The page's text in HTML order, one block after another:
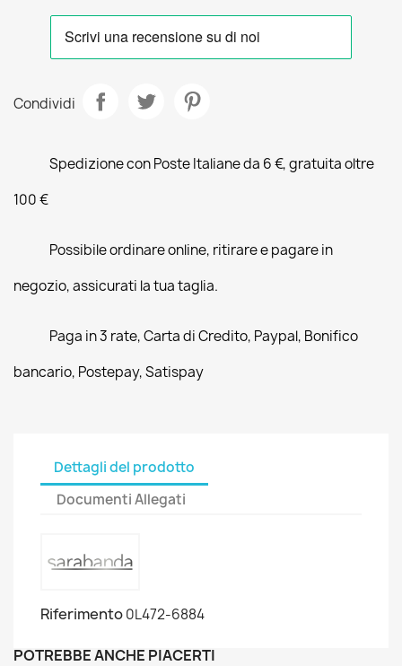
Condividi
Spedizione con Poste Italiane da 6 €, gratuita oltre
100 €
Possibile ordinare online, ritirare e pagare in
negozio, assicurati la tua taglia.
Paga in 3 rate, Carta di Credito, Paypal, Bonifico
bancario, Postepay, Satispay
Dettagli del prodotto
Documenti Allegati
Riferimento0L472-6884
POTREBBE ANCHE PIACERTI